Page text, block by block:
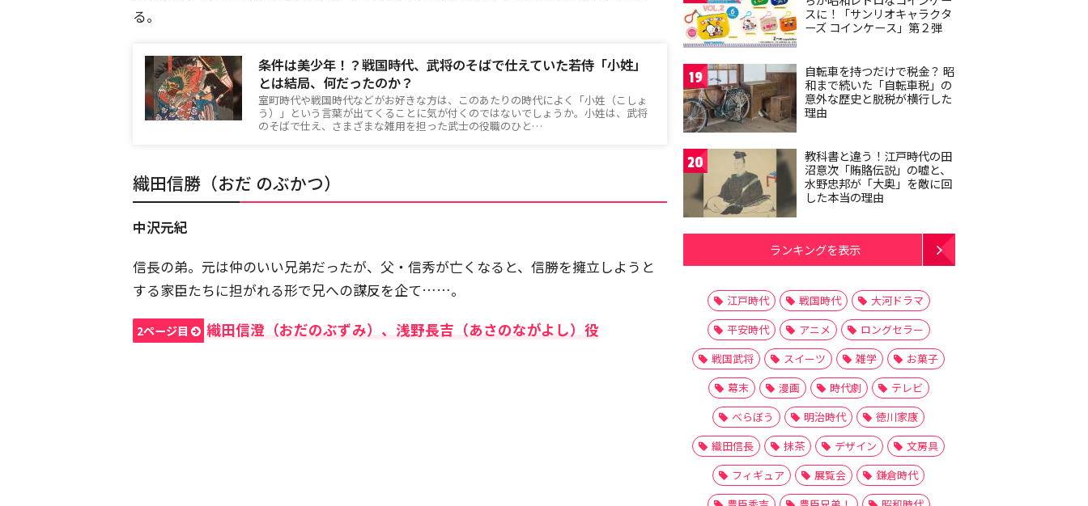
る。
条件は美少年！？戦国時代、武将のそばで仕えていた若侍「小姓」
とは結局、何だったのか？
室町時代や戦国時代などがお好きな方は、このあたりの時代によく「小姓（こしょ
う）」という言葉が出てくることに気が付くのではないでしょうか。小姓は、武将
のそばで仕え、さまざまな雑用を担った武士の役職のひと…
織田信勝（おだ のぶかつ）
中沢元紀
信長の弟。元は仲のいい兄弟だったが、父・信秀が亡くなると、信勝を擁立しようと
する家臣たちに担がれる形で兄への謀反を企て……。
2ページ目 織田信澄（おだのぶずみ）、浅野長吉（あさのながよし）役
スに！「サンリオキャラクタ
ーズ コインケース」第２弾
19
自転車を持つだけで税金？ 昭
和まで続いた「自転車税」の
意外な歴史と脱税が横行した
理由
20
教科書と違う！江戸時代の田
沼意次「賄賂伝説」の嘘と、
水野忠邦が「大奥」を敵に回
した本当の理由
ランキングを表示
江戸時代 戦国時代
大河ドラマ
平安時代
アニメ
ロングセラー
戦国武将
スイーツ 雑学
お菓子
幕末
漫画 時代劇
テレビ
べらぼう
明治時代
徳川家康
織田信長
抹茶 デザイン
文房具
フィギュア
展覧会
鎌倉時代